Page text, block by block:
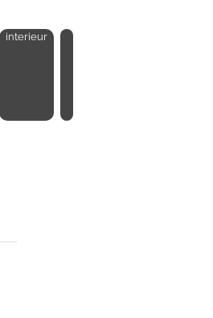
interieur